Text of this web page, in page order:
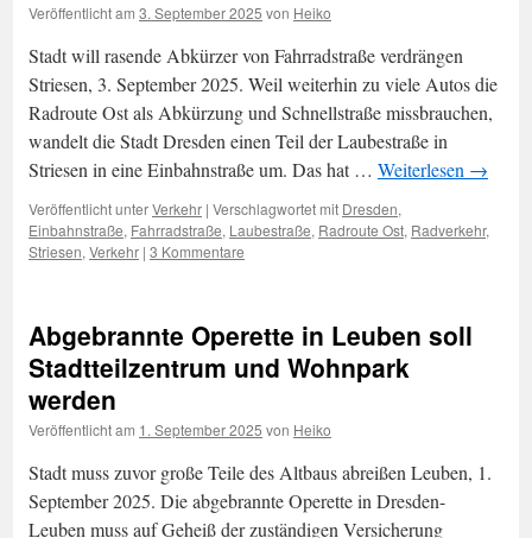
Veröffentlicht am 3. September 2025 von Heiko
Stadt will rasende Abkürzer von Fahrradstraße verdrängen
Striesen, 3. September 2025. Weil weiterhin zu viele Autos die
Radroute Ost als Abkürzung und Schnellstraße missbrauchen,
wandelt die Stadt Dresden einen Teil der Laubestraße in
Striesen in eine Einbahnstraße um. Das hat … Weiterlesen →
Veröffentlicht unterVerkehr | Verschlagwortet mit Dresden,
Einbahnstraße, Fahrradstraße, Laubestraße, Radroute Ost, Radverkehr,
Striesen, Verkehr | 3 Kommentare
Abgebrannte Operette in Leuben soll
Stadtteilzentrum und Wohnpark
werden
Veröffentlicht am 1. September 2025 von Heiko
Stadt muss zuvor große Teile des Altbaus abreißen Leuben, 1.
September 2025. Die abgebrannte Operette in Dresden-
Leuben muss auf Geheiß der zuständigen Versicherung